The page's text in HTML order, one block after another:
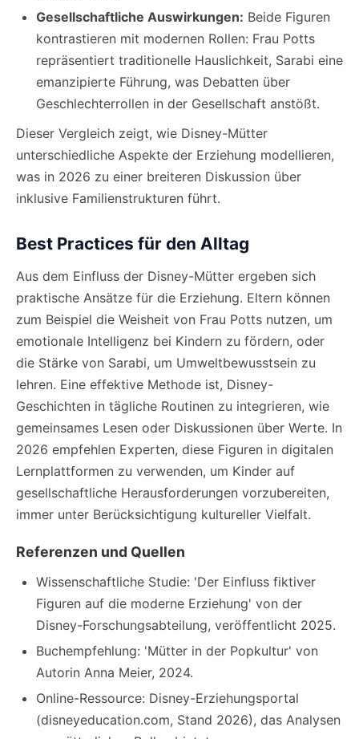
Gesellschaftliche Auswirkungen: Beide Figuren
kontrastieren mit modernen Rollen: Frau Potts
repräsentiert traditionelle Hauslichkeit, Sarabi eine
emanzipierte Führung, was Debatten über
Geschlechterrollen in der Gesellschaft anstößt.
Dieser Vergleich zeigt, wie Disney-Mütter
unterschiedliche Aspekte der Erziehung modellieren,
was in 2026 zu einer breiteren Diskussion über
inklusive Familienstrukturen führt.
Best Practices für den Alltag
Aus dem Einfluss der Disney-Mütter ergeben sich
praktische Ansätze für die Erziehung. Eltern können
zum Beispiel die Weisheit von Frau Potts nutzen, um
emotionale Intelligenz bei Kindern zu fördern, oder
die Stärke von Sarabi, um Umweltbewusstsein zu
lehren. Eine effektive Methode ist, Disney-
Geschichten in tägliche Routinen zu integrieren, wie
gemeinsames Lesen oder Diskussionen über Werte. In
2026 empfehlen Experten, diese Figuren in digitalen
Lernplattformen zu verwenden, um Kinder auf
gesellschaftliche Herausforderungen vorzubereiten,
immer unter Berücksichtigung kultureller Vielfalt.
Referenzen und Quellen
Wissenschaftliche Studie: 'Der Einfluss fiktiver
Figuren auf die moderne Erziehung' von der
Disney-Forschungsabteilung, veröffentlicht 2025.
Buchempfehlung: 'Mütter in der Popkultur' von
Autorin Anna Meier, 2024.
Online-Ressource: Disney-Erziehungsportal
(disneyeducation.com, Stand 2026), das Analysen